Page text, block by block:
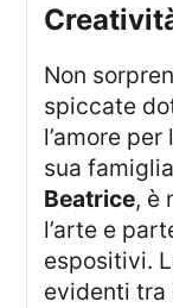
Non sorprende che Woolfie mostri
spiccate
l’amore
sua
Beatrice, è
l’arte e
espositivi.
evidenti tra